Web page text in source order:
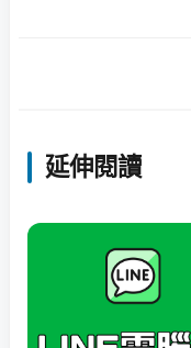
延伸閱讀